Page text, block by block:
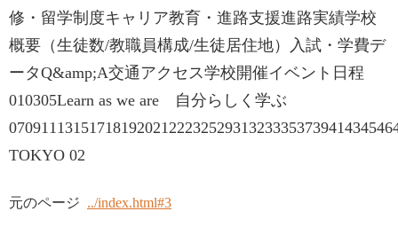
修・留学制度キャリア教育・進路支援進路実績学校
概要（生徒数/教職員構成/生徒居住地）入試・学費デ
ータQ&amp;A交通アクセス学校開催イベント日程
010305Learn as we are 自分らしく学ぶ
TOKYO 02
元のページ ../index.html#3